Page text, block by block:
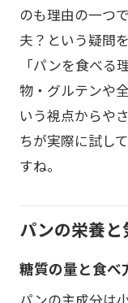
のも理由の一つ
夫？という疑問
「パンを食べる
物・グルテンや
いう視点からや
ちが実際に試し
すね。
パンの栄養と
糖質の量と食べ